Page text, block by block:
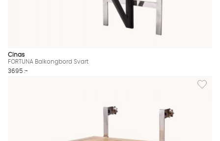
Cinas
FORTUNA Balkongbord Svart
3695 :-
Lägg